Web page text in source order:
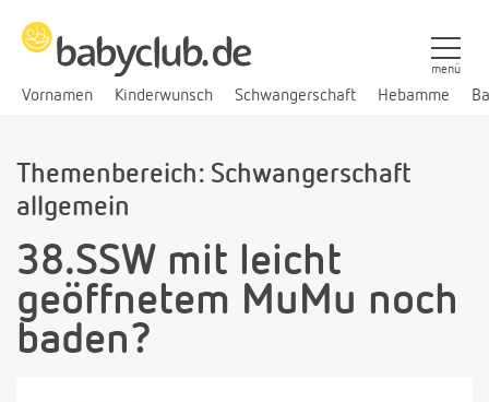
Vornamen Kinderwunsch Schwangerschaft Hebamme
menü
Themenbereich: Schwangerschaft
allgemein
38.SSW mit leicht
geöffnetem MuMu noch
baden?